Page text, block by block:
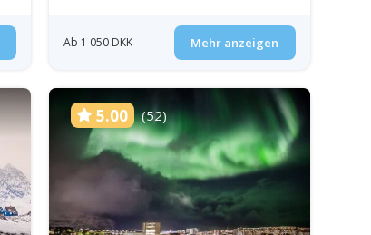
Ab 1 050 DKK Mehr anzeigen
5.00 (52)